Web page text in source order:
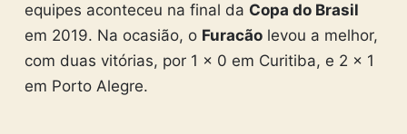
equipes aconteceu na final da Copa do Brasil
em 2019. Na ocasião, o Furacãolevou a melhor,
com duas vitórias, por 1 x 0 em Curitiba, e 2 x 1
em Porto Alegre.